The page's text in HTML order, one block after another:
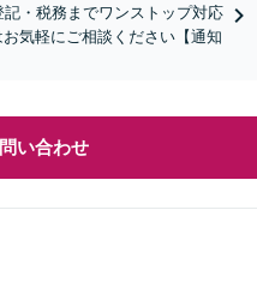
・税務までワンストップ対応
気軽にご相談ください【通知
い合わせ